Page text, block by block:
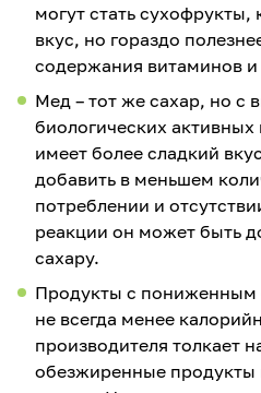
могут стать
вкус, но гораздо
содержания витаминов
Мед – тот же сахар, но с
биологических
имеет более сладкий
добавить в меньшем
потреблении и
реакции он может быть
сахару.
Продукты с пониженным
не всегда менее
производителя толкает
обезжиренные продукты